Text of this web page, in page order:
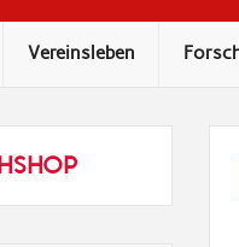
Vereinsleben